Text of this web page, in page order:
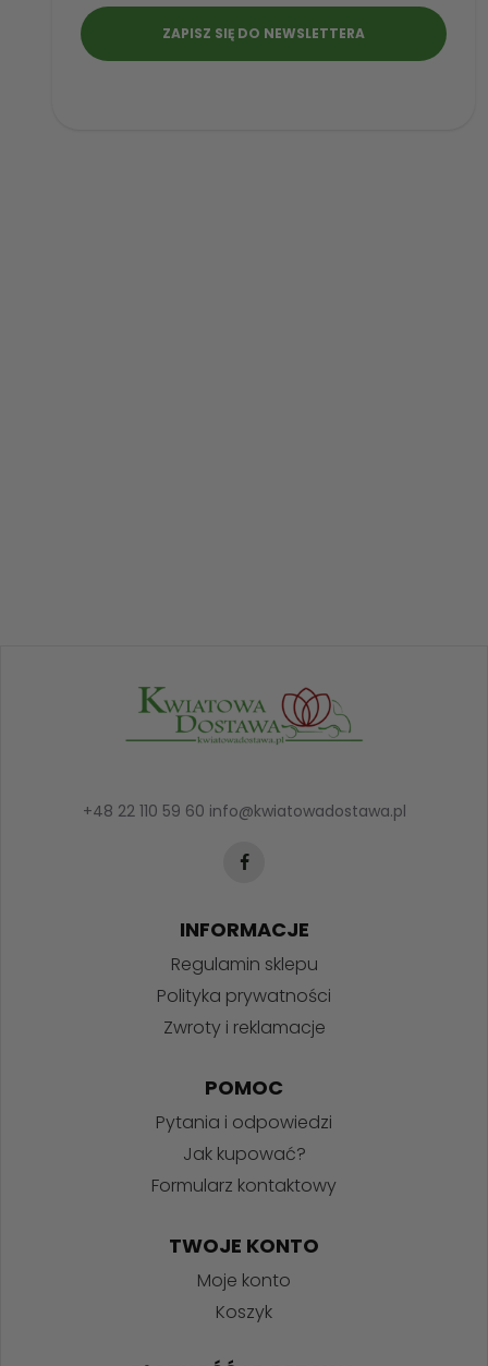
+48 22 110 59 60 info@kwiatowadostawa.pl
INFORMACJE
Regulamin sklepu
Polityka prywatności
Zwroty i reklamacje
POMOC
Pytania i odpowiedzi
Jak kupować?
Formularz kontaktowy
TWOJE KONTO
Moje konto
Koszyk